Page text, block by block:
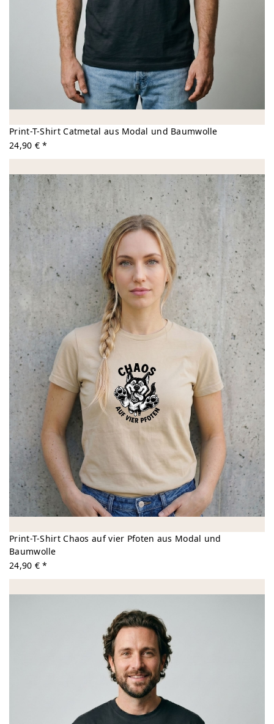
Print-T-Shirt Catmetal aus Modal und Baumwolle
24,90 € *
Print-T-Shirt Chaos auf vier Pfoten aus Modal und
Baumwolle
24,90 € *